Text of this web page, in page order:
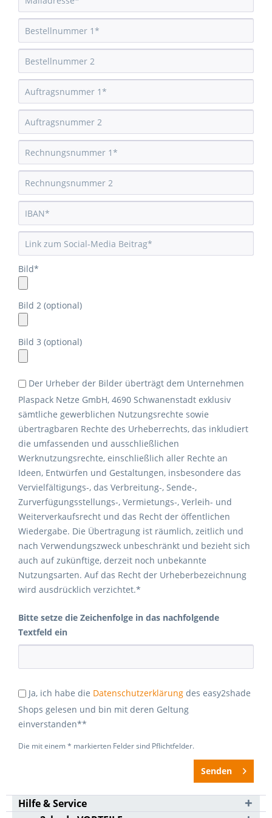
Bild*
Bild 2 (optional)
Bild 3 (optional)
Der Urheber der Bilder überträgt dem Unternehmen
Plaspack Netze GmbH, 4690 Schwanenstadt exklusiv
sämtliche gewerblichen Nutzungsrechte sowie
übertragbaren Rechte des Urheberrechts, das inkludiert
die umfassenden und ausschließlichen
Werknutzungsrechte, einschließlich aller Rechte an
Ideen, Entwürfen und Gestaltungen, insbesondere das
Vervielfältigungs-, das Verbreitung-, Sende-,
Zurverfügungsstellungs-, Vermietungs-, Verleih- und
Weiterverkaufsrecht und das Recht der öffentlichen
Wiedergabe. Die Übertragung ist räumlich, zeitlich und
nach Verwendungszweck unbeschränkt und bezieht sich
auch auf zukünftige, derzeit noch unbekannte
Nutzungsarten. Auf das Recht der Urheberbezeichnung
wird ausdrücklich verzichtet.*
Bitte setze die Zeichenfolge in das nachfolgende
Textfeld ein
Ja, ich habe die Datenschutzerklärung des easy2shade
Shops gelesen und bin mit deren Geltung
einverstanden**
Die mit einem * markierten Felder sind Pflichtfelder.
Senden
Hilfe & Service